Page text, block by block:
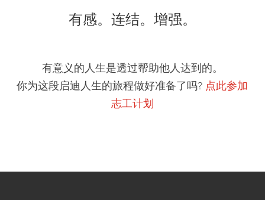
有感。连结。增强。
有意义的人生是透过帮助他人达到的。
你为这段启迪人生的旅程做好准备了吗? 点此参加
志工计划